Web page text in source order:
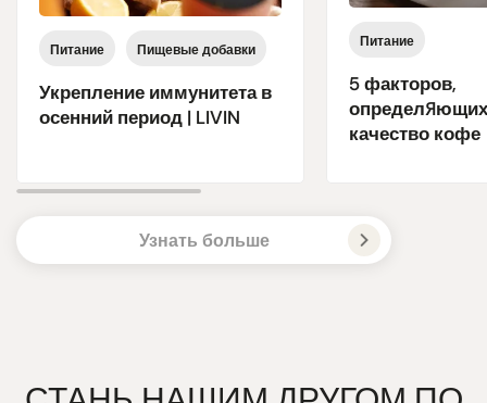
Питание Пищевые добавки
Укрепление иммунитета в
осенний период | LIVIN
Питание
5 факторов,
качество кофе
Узнать больше